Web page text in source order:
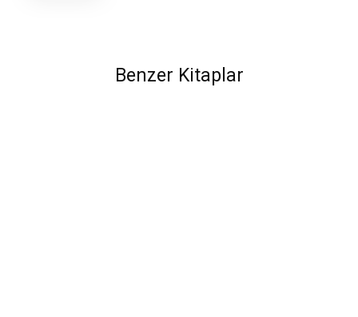
Benzer Kitaplar